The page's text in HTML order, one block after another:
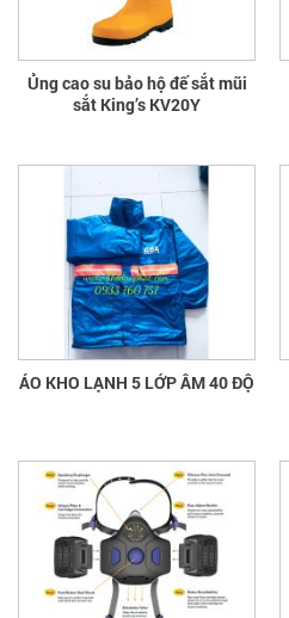
Ủng cao su bảo hộ đế sắt mũi
sắt King’s KV20Y
ÁO KHO LẠNH 5 LỚP ÂM 40 ĐỘ